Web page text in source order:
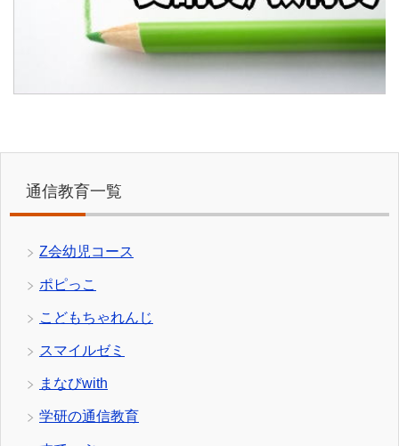
通信教育一覧
Z会幼児コース
ポピっこ
こどもちゃれんじ
スマイルゼミ
まなびwith
学研の通信教育